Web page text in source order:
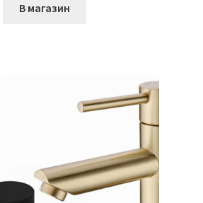
В магазин